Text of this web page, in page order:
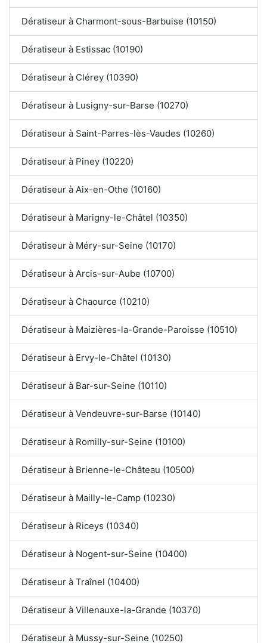
Dératiseur à Charmont-sous-Barbuise (10150)
Dératiseur à Estissac (10190)
Dératiseur à Clérey (10390)
Dératiseur à Lusigny-sur-Barse (10270)
Dératiseur à Saint-Parres-lès-Vaudes (10260)
Dératiseur à Piney (10220)
Dératiseur à Aix-en-Othe (10160)
Dératiseur à Marigny-le-Châtel (10350)
Dératiseur à Méry-sur-Seine (10170)
Dératiseur à Arcis-sur-Aube (10700)
Dératiseur à Chaource (10210)
Dératiseur à Maizières-la-Grande-Paroisse (10510)
Dératiseur à Ervy-le-Châtel (10130)
Dératiseur à Bar-sur-Seine (10110)
Dératiseur à Vendeuvre-sur-Barse (10140)
Dératiseur à Romilly-sur-Seine (10100)
Dératiseur à Brienne-le-Château (10500)
Dératiseur à Mailly-le-Camp (10230)
Dératiseur à Riceys (10340)
Dératiseur à Nogent-sur-Seine (10400)
Dératiseur à Traînel (10400)
Dératiseur à Villenauxe-la-Grande (10370)
Dératiseur à Mussy-sur-Seine (10250)